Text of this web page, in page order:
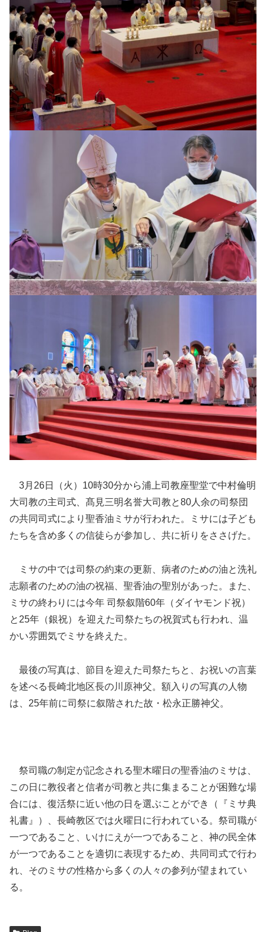
3月26日（火）10時30分から浦上司教座聖堂で中村倫明
大司教の主司式、髙見三明名誉大司教と80人余の司祭団
の共同司式により聖香油ミサが行われた。ミサには子ども
たちを含め多くの信徒らが参加し、共に祈りをささげた。
ミサの中では司祭の約束の更新、病者のための油と洗礼
志願者のための油の祝福、聖香油の聖別があった。また、
ミサの終わりには今年 司祭叙階60年（ダイヤモンド祝）
と25年（銀祝）を迎えた司祭たちの祝賀式も行われ、温
かい雰囲気でミサを終えた。
最後の写真は、節目を迎えた司祭たちと、お祝いの言葉
を述べる長崎北地区長の川原神父。額入りの写真の人物
は、25年前に司祭に叙階された故・松永正勝神父。
祭司職の制定が記念される聖木曜日の聖香油のミサは、
この日に教役者と信者が司教と共に集まることが困難な場
合には、復活祭に近い他の日を選ぶことができ（『ミサ典
礼書』）、長崎教区では火曜日に行われている。祭司職が
一つであること、いけにえが一つであること、神の民全体
が一つであることを適切に表現するため、共同司式で行わ
れ、そのミサの性格から多くの人々の参列が望まれてい
る。